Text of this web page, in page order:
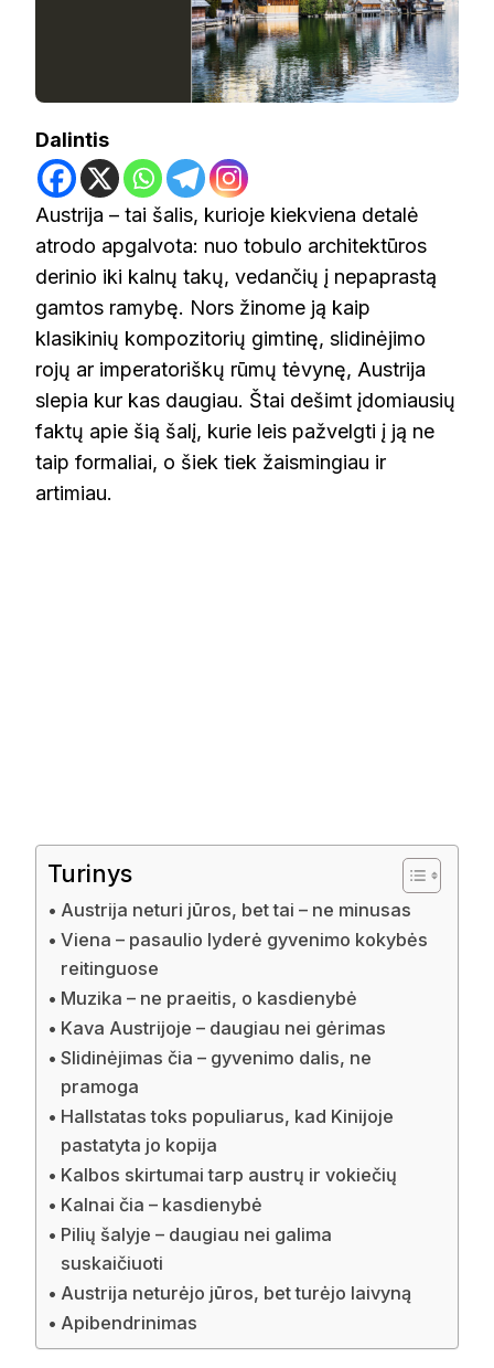
Dalintis
Austrija – tai šalis, kurioje kiekviena detalė
atrodo apgalvota: nuo tobulo architektūros
derinio iki kalnų takų, vedančių į nepaprastą
gamtos ramybę. Nors žinome ją kaip
klasikinių kompozitorių gimtinę, slidinėjimo
rojų ar imperatoriškų rūmų tėvynę, Austrija
slepia kur kas daugiau. Štai dešimt įdomiausių
faktų apie šią šalį, kurie leis pažvelgti į ją ne
taip formaliai, o šiek tiek žaismingiau ir
artimiau.
Turinys
Austrija neturi jūros, bet tai – ne minusas
Viena – pasaulio lyderė gyvenimo kokybės
reitinguose
Muzika – ne praeitis, o kasdienybė
Kava Austrijoje – daugiau nei gėrimas
Slidinėjimas čia – gyvenimo dalis, ne
pramoga
Hallstatas toks populiarus, kad Kinijoje
pastatyta jo kopija
Kalbos skirtumai tarp austrų ir vokiečių
Kalnai čia – kasdienybė
Pilių šalyje – daugiau nei galima
suskaičiuoti
Austrija neturėjo jūros, bet turėjo laivyną
Apibendrinimas